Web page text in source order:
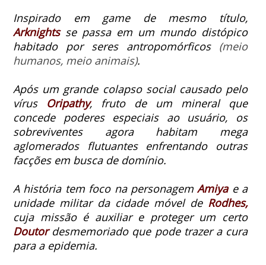
Inspirado em game de mesmo título,
Arknightsse passa em um mundo distópico
habitado por seres antropomórficos (meio
humanos, meio animais).
Após um grande colapso social causado pelo
vírus Oripathy, fruto de um mineralque
concede poderes especiais ao usuário, os
sobreviventes agora habitam mega
aglomerados flutuantes enfrentando outras
facções em busca de domínio.
A história tem foco na personagemAmiyae a
unidade militar da cidade móvel de Rodhes,
cuja missão é auxiliar e proteger um certo
Doutordesmemoriado que pode trazer a cura
para a epidemia.